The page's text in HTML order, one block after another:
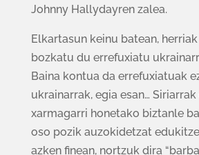
Johnny Hallydayren zalea.
Elkartasun keinu batean,
bozkatu du errefuxiatu
Baina kontua da errefuxiatuak
ukrainarrak, egia esan…
xarmagarri honetako biztanle
oso pozik auzokidetzat
azken finean, nortzuk dira